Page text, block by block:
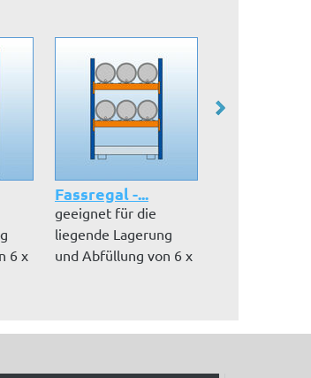
6 x
Fassregal -...
geeignet für die
liegende Lagerung
und Abfüllung von 6 x